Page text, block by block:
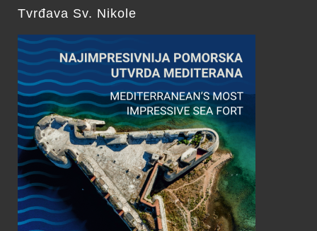
Tvrđava Sv. Nikole